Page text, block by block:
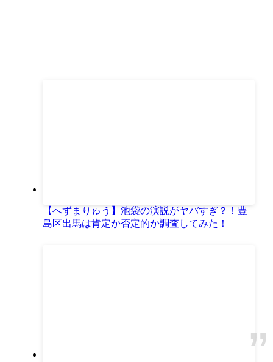
【へずまりゅう】池袋の演説がヤバすぎ？！豊
島区出馬は肯定か否定的か調査してみた！